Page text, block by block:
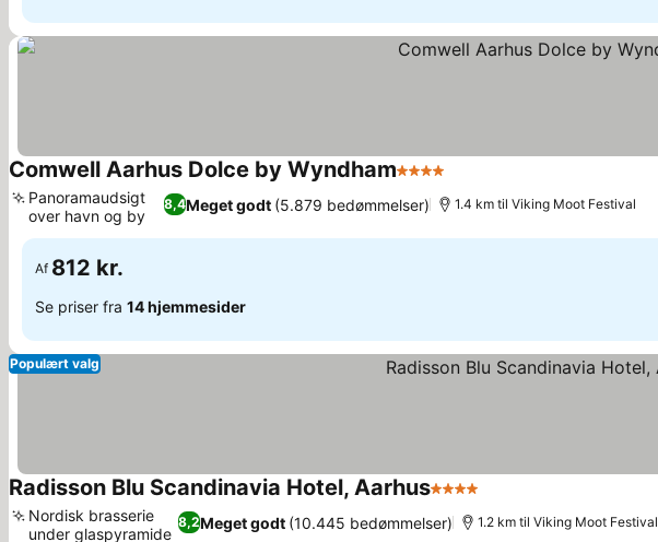
Comwell Aarhus Dolce by Wyndham4 Stjerner
8,4Meget godt (5.879 bedømmelser)
Panoramaudsigt
over havn og by
1.4 km til Viking Moot Festival
Af 812 kr.
Se priser fra 14 hjemmesider
Populært valg
Radisson Blu Scandinavia Hotel, Aarhus4 Stjerner
8,2Meget godt (10.445 bedømmelser)
Nordisk brasserie
under glaspyramide
1.2 km til Viking Moot Festival